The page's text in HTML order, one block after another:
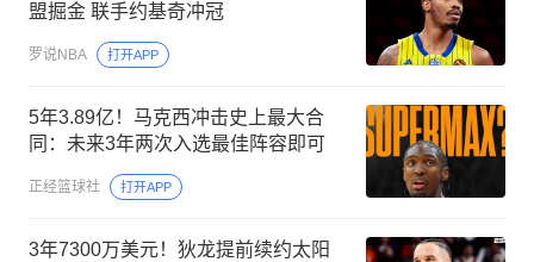
盟掘金 联手约基奇冲冠
罗说NBA 打开APP
5年3.89亿！马克西冲击史上最大合
同：未来3年两次入选最佳阵容即可
正经篮球社 打开APP
3年7300万美元！狄龙提前续约太阳